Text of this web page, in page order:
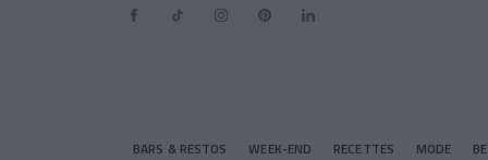
BARS & RESTOS WEEK-END RECETTES MODE